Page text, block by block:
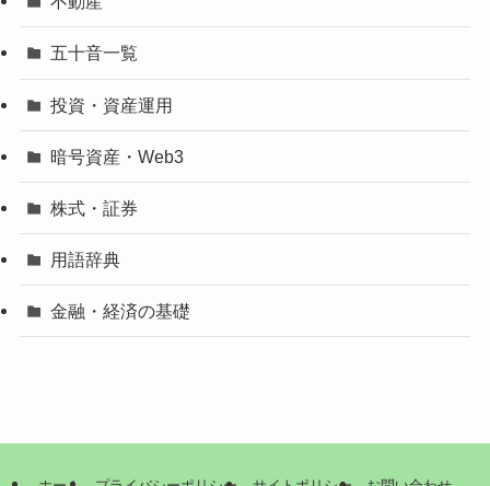
五十音一覧
投資・資産運用
暗号資産・Web3
株式・証券
用語辞典
金融・経済の基礎